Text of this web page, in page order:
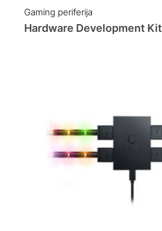
Gaming periferija
Hardware Development Kit